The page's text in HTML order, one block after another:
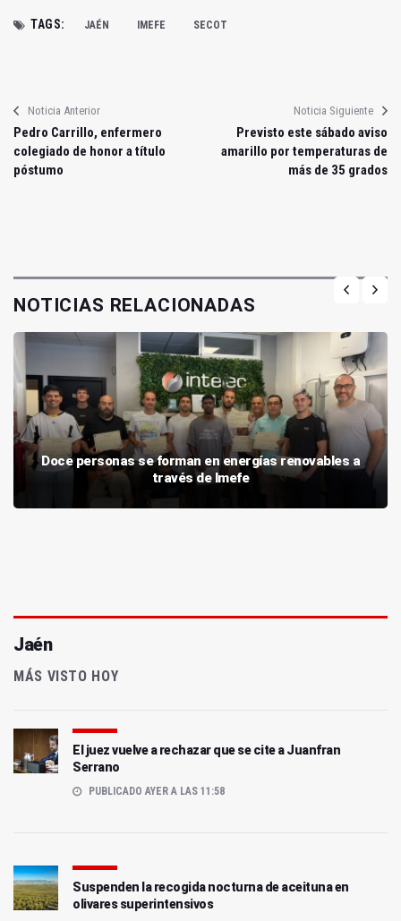
TAGS: JAÉN IMEFE SECOT
Noticia Anterior
Pedro Carrillo, enfermero
colegiado de honor a título
póstumo
Noticia Siguiente
Previsto este sábado aviso
amarillo por temperaturas de
más de 35 grados
NOTICIAS RELACIONADAS
Doce personas se forman en energías renovables a
través de Imefe
Jaén
MÁS VISTO HOY
El juez vuelve a rechazar que se cite a Juanfran
Serrano
PUBLICADO AYER A LAS 11:58
Suspenden la recogida nocturna de aceituna en
olivares superintensivos